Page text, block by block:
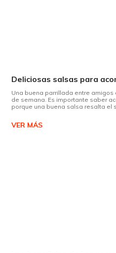
Deliciosas salsas para
Una buena parrillada entre
de semana. Es importante saber
porque una buena salsa resalta el
VER MÁS